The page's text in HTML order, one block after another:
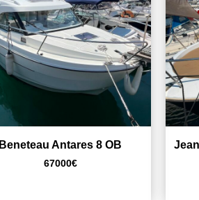
Beneteau Antares 8 OB
67000€